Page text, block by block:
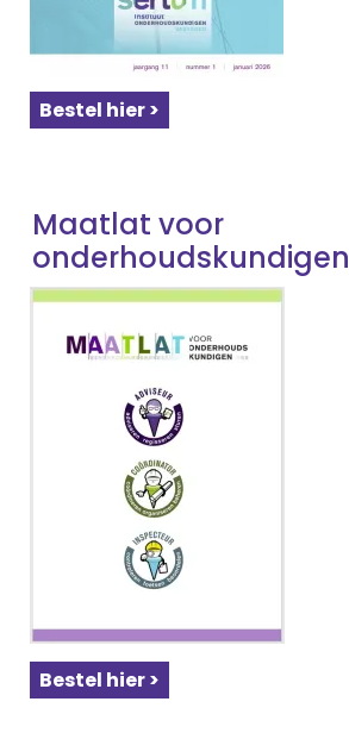
Bestel hier >
Maatlat voor
onderhoudskundigen
Bestel hier >